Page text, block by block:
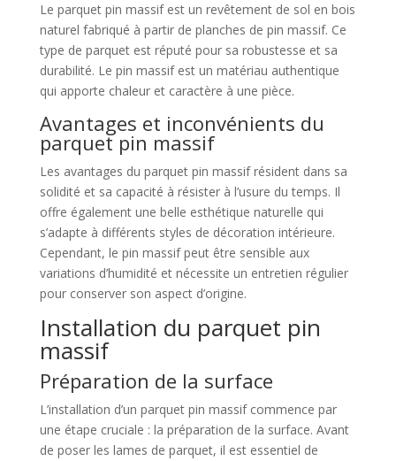
Le parquet pin massif est un revêtement de sol en bois
naturel fabriqué à partir de planches de pin massif. Ce
type de parquet est réputé pour sa robustesse et sa
durabilité. Le pin massif est un matériau authentique
qui apporte chaleur et caractère à une pièce.
Avantages et inconvénients du
parquet pin massif
Les avantages du parquet pin massif résident dans sa
solidité et sa capacité à résister à l’usure du temps. Il
offre également une belle esthétique naturelle qui
s’adapte à différents styles de décoration intérieure.
Cependant, le pin massif peut être sensible aux
variations d’humidité et nécessite un entretien régulier
pour conserver son aspect d’origine.
Installation du parquet pin
massif
Préparation de la surface
L’installation d’un parquet pin massif commence par
une étape cruciale : la préparation de la surface. Avant
de poser les lames de parquet, il est essentiel de